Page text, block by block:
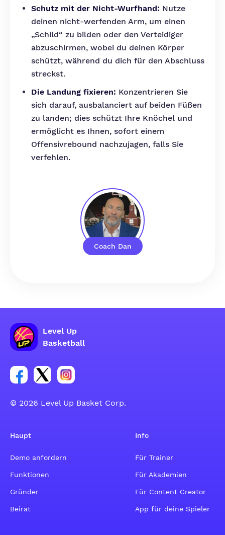
Coach Dan
Schutz mit der Nicht-Wurfhand: Nutze
deinen nicht-werfenden Arm, um einen
„Schild“ zu bilden oder den Verteidiger
abzuschirmen, wobei du deinen Körper
schützt, während du dich für den Abschluss
streckst.
Die Landung fixieren: Konzentrieren Sie
sich darauf, ausbalanciert auf beiden Füßen
zu landen; dies schützt Ihre Knöchel und
ermöglicht es Ihnen, sofort einem
Offensivrebound nachzujagen, falls Sie
verfehlen.
Level Up
Basketball
Link zur Facebook-Gruppe
Link zum Tweeter-Account
Link zum Instagram-Account
© 2026 Level Up Basket Corp.
Haupt
Demo anfordern
Funktionen
Gründer
Beirat
Info
Für Trainer
Für Akademien
Für Content Creator
App für deine Spieler